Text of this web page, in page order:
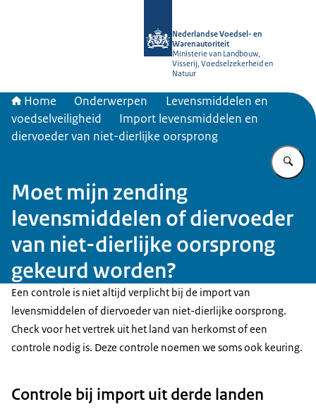
Nederlandse Voedsel- en
Warenautoriteit
Ministerie van Landbouw,
Visserij, Voedselzekerheid en
Natuur
Home Onderwerpen
Levensmiddelen en
voedselveiligheid
Import levensmiddelen en
diervoeder van niet-dierlijke oorsprong
Moet mijn zending
levensmiddelen of diervoeder
van niet-dierlijke oorsprong
gekeurd worden?
Een controle is niet altijd verplicht bij de import van
levensmiddelen of diervoeder van niet-dierlijke oorsprong.
Check voor het vertrek uit het land van herkomst of een
controle nodig is. Deze controle noemen we soms ook keuring.
Controle bij import uit derde landen